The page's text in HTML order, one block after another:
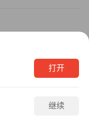
打开
继续